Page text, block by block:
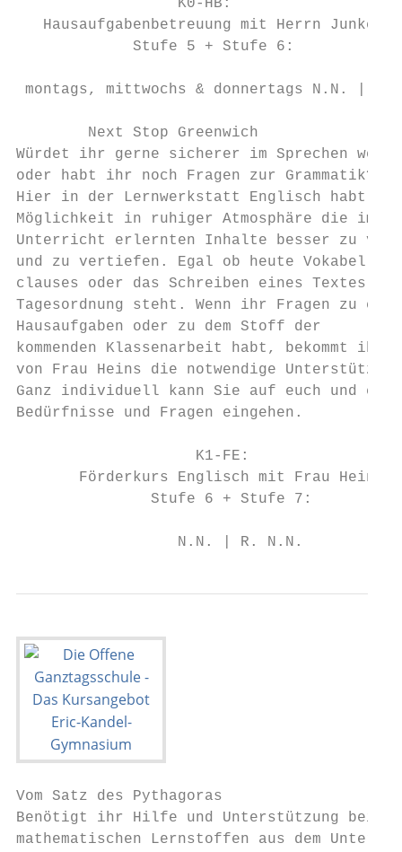
                  K0-HB:
   Hausaufgabenbetreuung mit Herrn Junker
             Stufe 5 + Stufe 6:
montags, mittwochs & donnertags N.N. |
        Next Stop Greenwich
Würdet ihr gerne sicherer im Sprechen
oder habt ihr noch Fragen zur Grammatik?
Hier in der Lernwerkstatt Englisch habt
Möglichkeit in ruhiger Atmosphäre die im
Unterricht erlernten Inhalte besser zu
und zu vertiefen. Egal ob heute Vokabel
clauses oder das Schreiben eines Textes an
Tagesordnung steht. Wenn ihr Fragen zu
Hausaufgaben oder zu dem Stoff der
kommenden Klassenarbeit habt, bekommt ihr
von Frau Heins die notwendige
Ganz individuell kann Sie auf euch und eure
Bedürfnisse und Fragen eingehen.
                    K1-FE:
       Förderkurs Englisch mit Frau Heins
               Stufe 6 + Stufe 7:
                  N.N. | R. N.N.
Vom Satz des Pythagoras
Benötigt ihr Hilfe und Unterstützung bei
mathematischen Lernstoffen aus dem